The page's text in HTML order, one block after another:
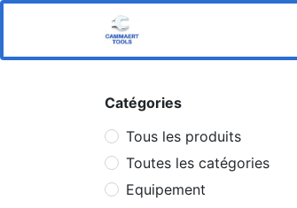
Catégories
Tous les produits
Toutes les catégories
Equipement